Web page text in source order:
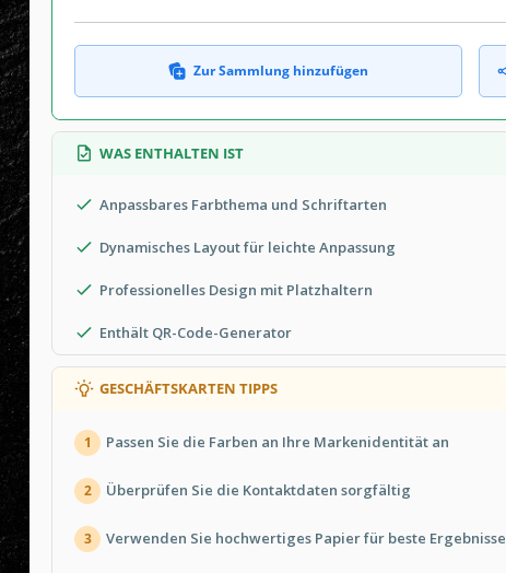
Zur Sammlung hinzufügen
WAS ENTHALTEN IST
Anpassbares Farbthema und Schriftarten
Dynamisches Layout für leichte Anpassung
Professionelles Design mit Platzhaltern
Enthält QR-Code-Generator
GESCHÄFTSKARTEN TIPPS
1 Passen Sie die Farben an Ihre Markenidentität an
2 Überprüfen Sie die Kontaktdaten sorgfältig
3 Verwenden Sie hochwertiges Papier für beste Ergebnisse